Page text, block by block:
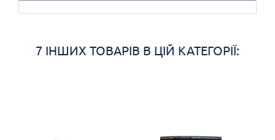
7 ІНШИХ ТОВАРІВ В ЦІЙ КАТЕГОРІЇ: